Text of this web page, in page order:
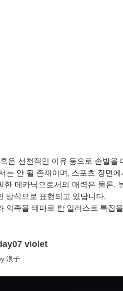
은 선천적인 이유 등으로 손발을
는 안 될 존재이며, 스포츠 장면
한 메카닉으로서의 매력은 물론,
방식으로 표현되고 있답니다.
의족을 테마로 한 일러스트 특집
violet
浪子